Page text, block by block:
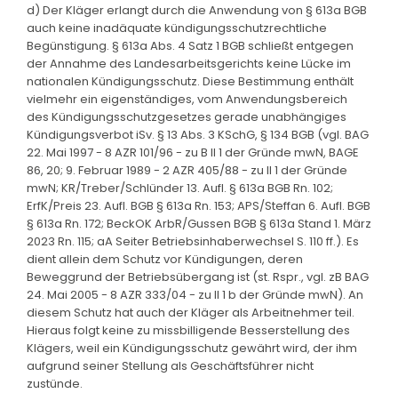
d) Der Kläger erlangt durch die Anwendung von § 613a BGB
auch keine inadäquate kündigungsschutzrechtliche
Begünstigung. § 613a Abs. 4 Satz 1 BGB schließt entgegen
der Annahme des Landesarbeitsgerichts keine Lücke im
nationalen Kündigungsschutz. Diese Bestimmung enthält
vielmehr ein eigenständiges, vom Anwendungsbereich
des Kündigungsschutzgesetzes gerade unabhängiges
Kündigungsverbot iSv. § 13 Abs. 3 KSchG, § 134 BGB (vgl. BAG
22. Mai 1997 - 8 AZR 101/96 - zu B II 1 der Gründe mwN, BAGE
86, 20; 9. Februar 1989 - 2 AZR 405/88 - zu II 1 der Gründe
mwN; KR/Treber/Schlünder 13. Aufl. § 613a BGB Rn. 102;
ErfK/Preis 23. Aufl. BGB § 613a Rn. 153; APS/Steffan 6. Aufl. BGB
§ 613a Rn. 172; BeckOK ArbR/Gussen BGB § 613a Stand 1. März
2023 Rn. 115; aA Seiter Betriebsinhaberwechsel S. 110 ff.). Es
dient allein dem Schutz vor Kündigungen, deren
Beweggrund der Betriebsübergang ist (st. Rspr., vgl. zB BAG
24. Mai 2005 - 8 AZR 333/04 - zu II 1 b der Gründe mwN). An
diesem Schutz hat auch der Kläger als Arbeitnehmer teil.
Hieraus folgt keine zu missbilligende Besserstellung des
Klägers, weil ein Kündigungsschutz gewährt wird, der ihm
aufgrund seiner Stellung als Geschäftsführer nicht
zustünde.